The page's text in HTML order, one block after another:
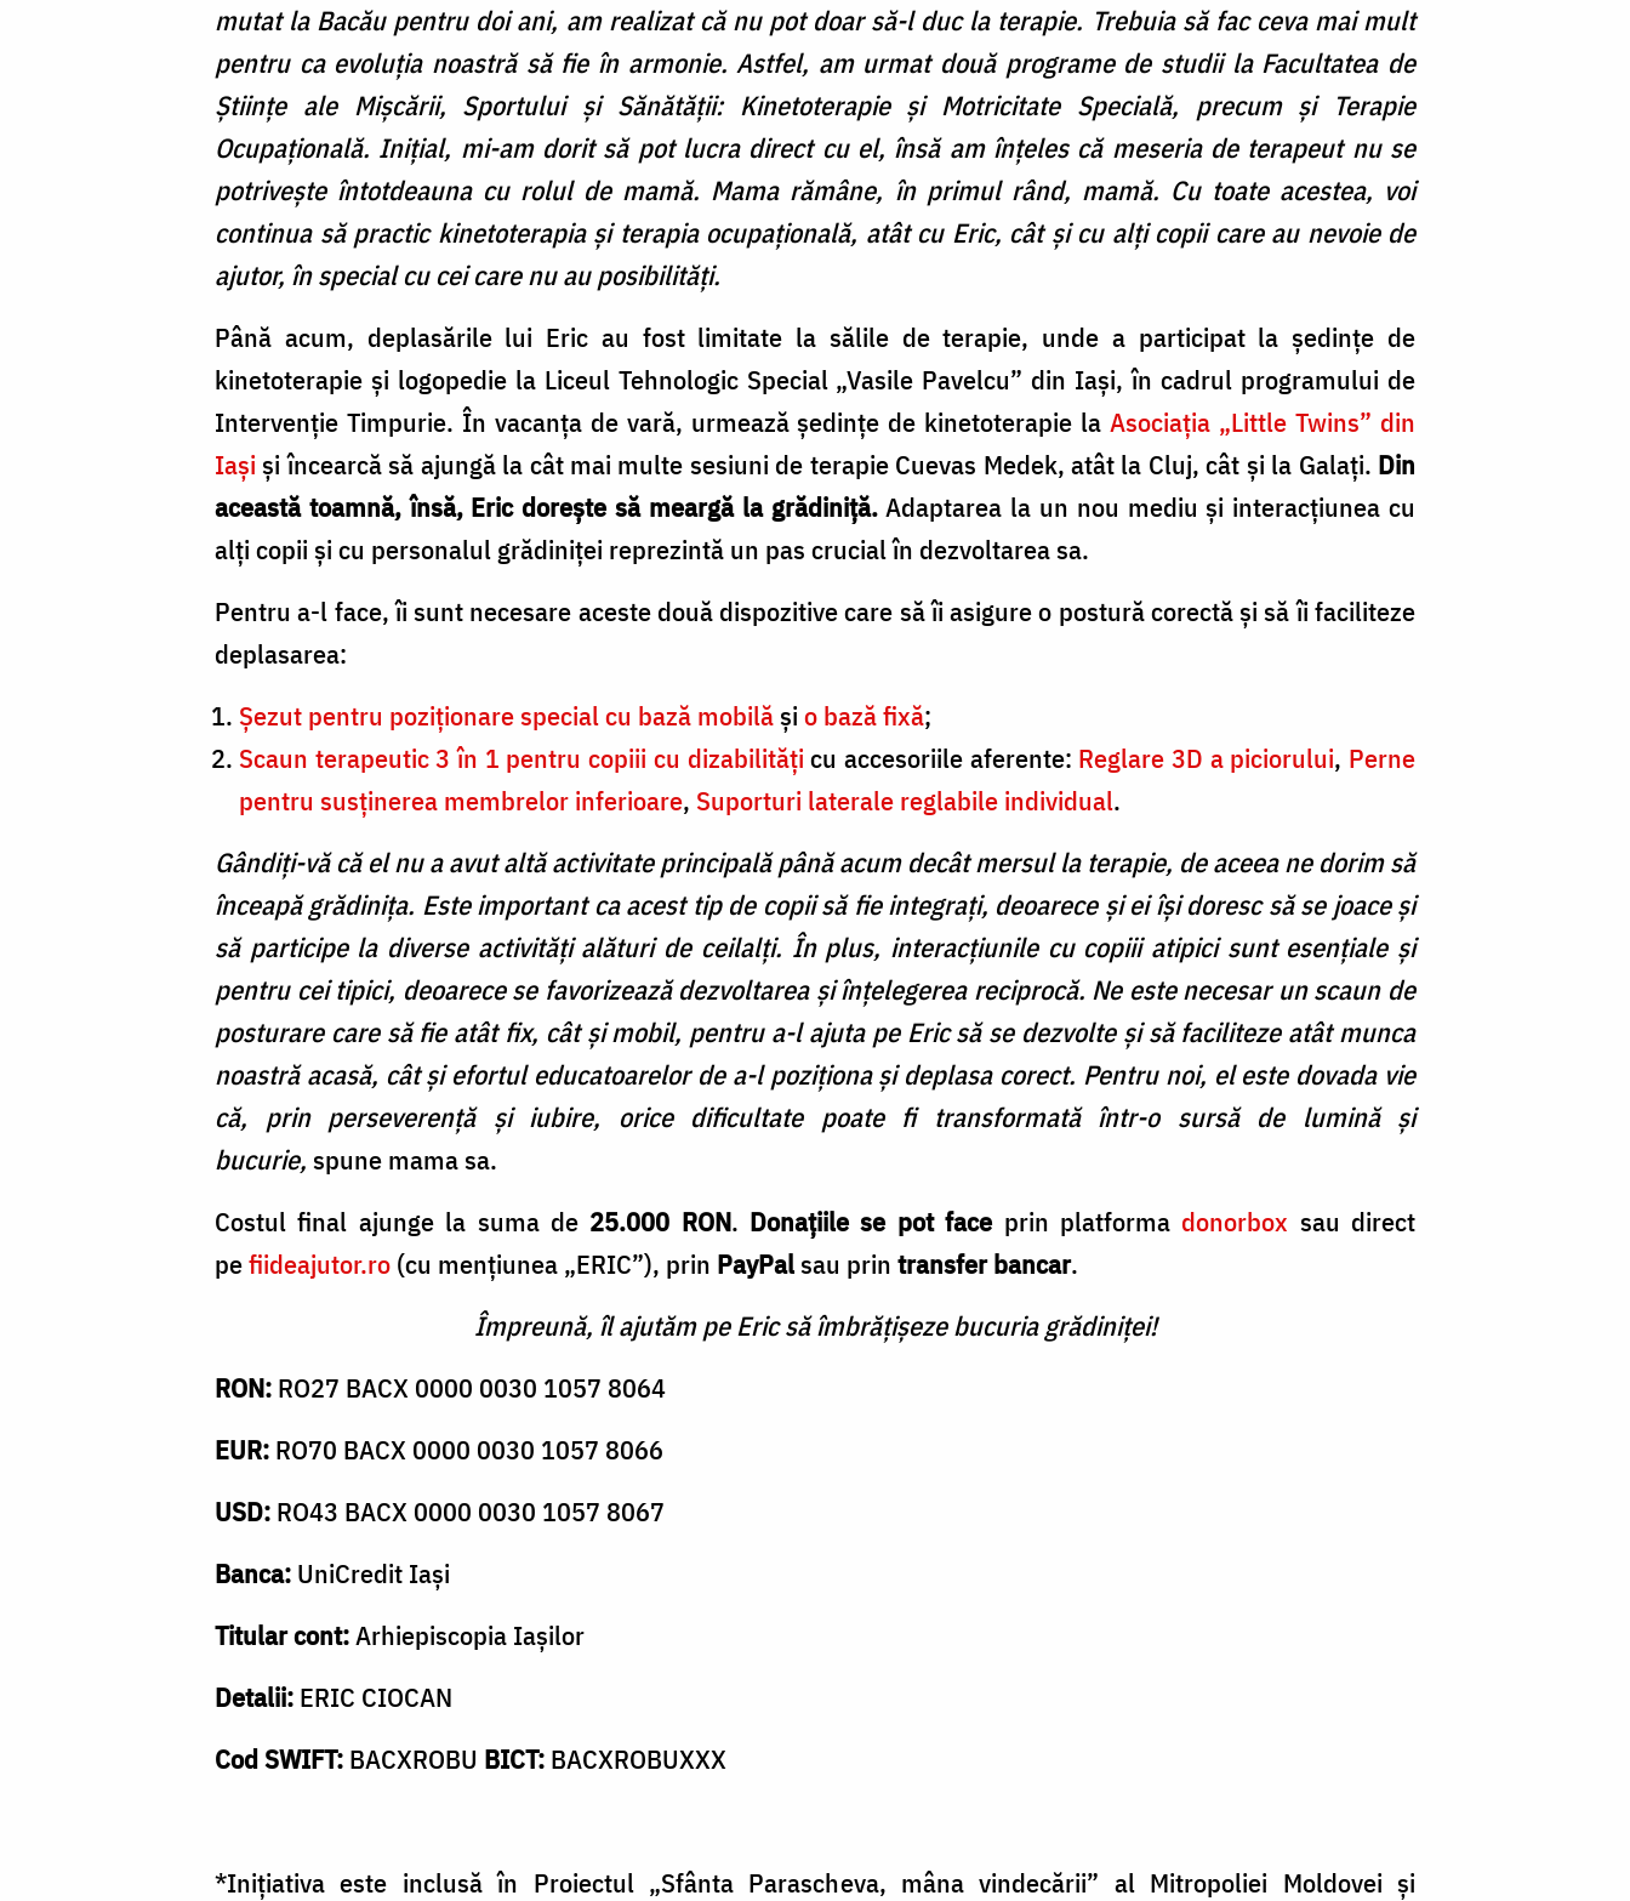
mutat la Bacău pentru doi ani, am realizat că nu pot doar să-l duc la terapie. Trebuia să fac ceva mai mult
pentru ca evoluția noastră să fie în armonie. Astfel, am urmat două programe de studii la Facultatea de
Științe ale Mișcării, Sportului și Sănătății: Kinetoterapie și Motricitate Specială, precum și Terapie
Ocupațională. Inițial, mi-am dorit să pot lucra direct cu el, însă am înțeles că meseria de terapeut nu se
potrivește întotdeauna cu rolul de mamă. Mama rămâne, în primul rând, mamă. Cu toate acestea, voi
continua să practic kinetoterapia și terapia ocupațională, atât cu Eric, cât și cu alți copii care au nevoie de
ajutor, în special cu cei care nu au posibilități.
Până acum, deplasările lui Eric au fost limitate la sălile de terapie, unde a participat la ședințe de
kinetoterapie și logopedie la Liceul Tehnologic Special „Vasile Pavelcu” din Iași, în cadrul programului de
Intervenție Timpurie. În vacanța de vară, urmează ședințe de kinetoterapie la Asociația „Little Twins” din
Iași și încearcă să ajungă la cât mai multe sesiuni de terapie Cuevas Medek, atât la Cluj, cât și la Galați. Din
această toamnă, însă, Eric dorește să meargă la grădiniță.Adaptarea la un nou mediu și interacțiunea cu
alți copii și cu personalul grădiniței reprezintă un pas crucial în dezvoltarea sa.
Pentru a-l face, îi sunt necesare aceste două dispozitive care să îi asigure o postură corectă și să îi faciliteze
deplasarea:
Șezut pentru poziționare special cu bază mobilă și o bază fixă;
Scaun terapeutic 3 în 1 pentru copiii cu dizabilități cu accesoriile aferente: Reglare 3D a piciorului, Perne
pentru susţinerea membrelor inferioare, Suporturi laterale reglabile individual.
Gândiți-vă că el nu a avut altă activitate principală până acum decât mersul la terapie, de aceea ne dorim să
înceapă grădinița. Este important ca acest tip de copii să fie integrați, deoarece și ei își doresc să se joace și
să participe la diverse activități alături de ceilalți. În plus, interacțiunile cu copiii atipici sunt esențiale și
pentru cei tipici, deoarece se favorizează dezvoltarea și înțelegerea reciprocă. Ne este necesar un scaun de
posturare care să fie atât fix, cât și mobil, pentru a-l ajuta pe Eric să se dezvolte și să faciliteze atât munca
noastră acasă, cât și efortul educatoarelor de a-l poziționa și deplasa corect. Pentru noi, el este dovada vie
că, prin perseverență și iubire, orice dificultate poate fi transformată într-o sursă de lumină și
bucurie, spune mama sa.
Costul final ajunge la suma de 25.000 RON. Donațiile se pot face prin platforma donorbox sau direct
pefiideajutor.ro (cu mențiunea „ERIC”), prin PayPal sau prin transfer bancar.
Împreună, îl ajutăm pe Eric să îmbrățișeze bucuria grădiniței!
RON: RO27 BACX 0000 0030 1057 8064
EUR: RO70 BACX 0000 0030 1057 8066
USD: RO43 BACX 0000 0030 1057 8067
Banca: UniCredit Iași
Titular cont: Arhiepiscopia Iașilor
Detalii: ERIC CIOCAN
Cod SWIFT: BACXROBU BICT: BACXROBUXXX
*Inițiativa este inclusă în Proiectul „Sfânta Parascheva, mâna vindecării” al Mitropoliei Moldovei și